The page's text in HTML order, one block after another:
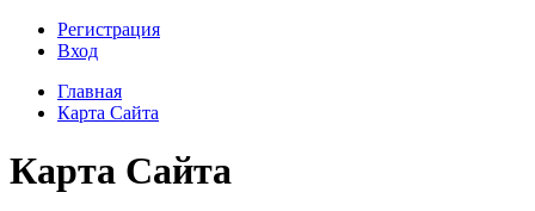
Регистрация
Вход
Главная
Карта Сайта
Карта Сайта